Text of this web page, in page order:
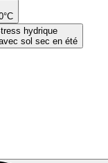
hydrique
sol sec en été